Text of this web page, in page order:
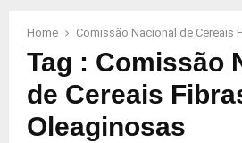
Home Comissão Nacional de Cereais
Tag : Comissão
de Cereais
Oleaginosas